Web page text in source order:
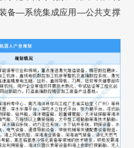
备—系统集成应用—公共支撑